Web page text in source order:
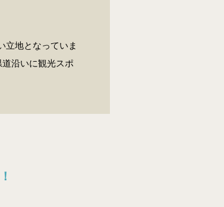
立地となっていま
沿いに観光スポ